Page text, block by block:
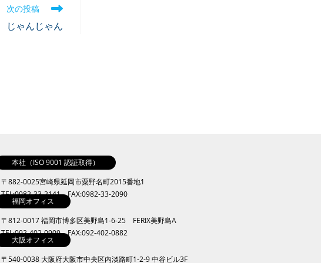
次の投稿
じゃんじゃん
本社（ISO 9001 認証取得）
〒882-0025宮崎県延岡市粟野名町2015番地1
TEL:0982-33-2141 FAX:0982-33-2090
福岡オフィス
〒812-0017 福岡市博多区美野島1-6-25 FERIX美野島A
TEL:092-402-0909 FAX:092-402-0882
大阪オフィス
〒540-0038 大阪府大阪市中央区内淡路町1-2-9 中谷ビル3F